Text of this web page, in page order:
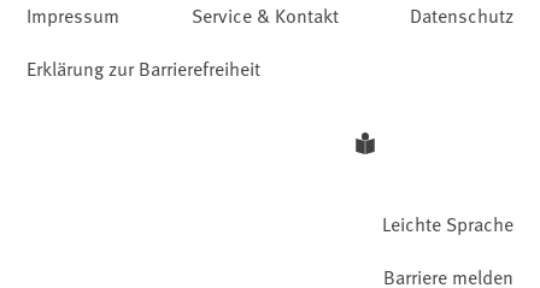
Impressum Service & Kontakt
Datenschutz
Erklärung zur Barrierefreiheit
Leichte Sprache
Barriere melden